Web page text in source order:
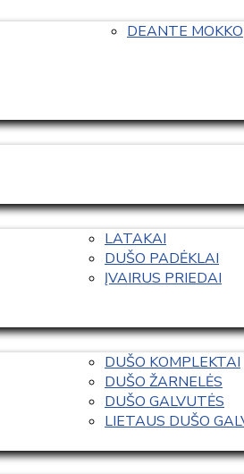
DEANTE MOKKO
LATAKAI
DUŠO PADĖKLAI
ĮVAIRUS PRIEDAI
DUŠO KOMPLEKTAI
DUŠO ŽARNELĖS
DUŠO GALVUTĖS
LIETAUS DUŠO